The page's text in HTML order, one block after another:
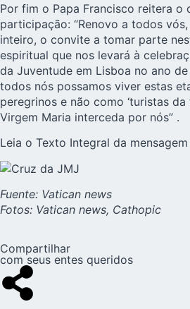
Por fim o Papa Francisco reitera o
participação: “Renovo a todos
inteiro, o convite a tomar parte
espiritual que nos levará à
da Juventude em Lisboa no ano de
todos nós possamos viver estas
peregrinos e não como ‘turistas da
Virgem Maria interceda por nós” .
Leia o Texto Integral da
Fuente: Vatican news
Fotos: Vatican news, Cathopic
Compartilhar
com seus entes queridos